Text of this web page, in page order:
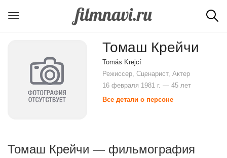
Томаш Крейчи
Tomás Krejcí
Режиссер, Сценарист, Актер
16 февраля 1981 г. — 45 лет
Все детали о персоне
Томаш Крейчи — фильмография